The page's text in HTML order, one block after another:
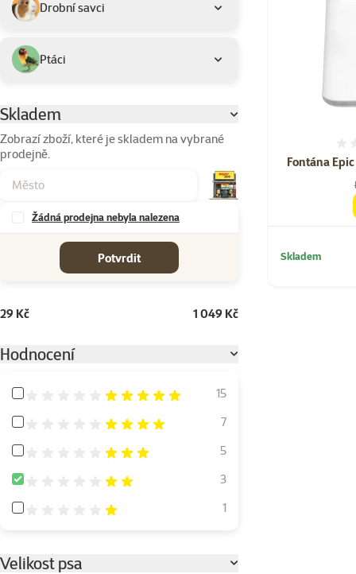
Drobní savci
Ptáci
Parametrický filtr
Skladem
Zobrazí zboží, které je skladem na vybrané
prodejně.
Žádná prodejna nebyla nalezena
Potvrdit
29 Kč 1 049 Kč
Hodnocení
Hodnocení 100%
15
Hodnocení 80%
7
Hodnocení 60%
5
Hodnocení 40%
3
Hodnocení 20%
1
Velikost psa
Fontána
Skladem